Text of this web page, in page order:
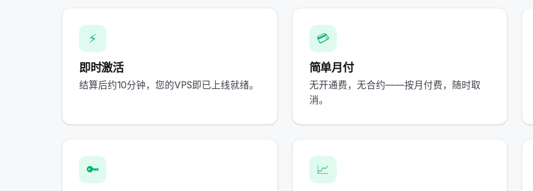
⚡
即时激活
结算后约10分钟，您的VPS即已上线就绪。
💳
简单月付
无开通费，无合约——按月付费，随时取
消。
🔑
📈